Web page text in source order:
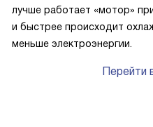
лучше работает «мотор»
и быстрее происходит
меньше электроэнергии.
Перейти